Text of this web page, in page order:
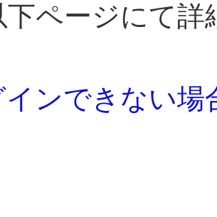
下ページにて
インできない